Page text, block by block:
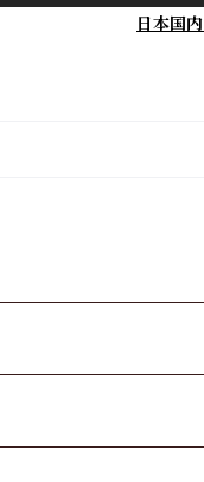
日本国